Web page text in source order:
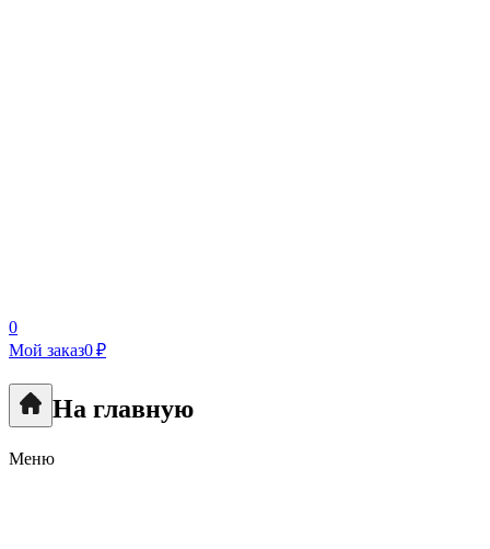
0
Мой заказ0 ₽
На главную
Меню